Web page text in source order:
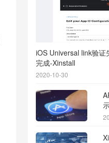
iOS Universal link验
完成-Xinstall
2020-10-30